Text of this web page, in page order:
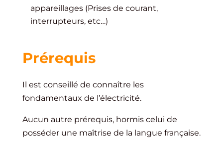
appareillages (Prises de courant,
interrupteurs, etc…)
Prérequis
Il est conseillé de connaître les
fondamentaux de l’électricité.
Aucun autre prérequis, hormis celui de
posséder une maîtrise de la langue française.